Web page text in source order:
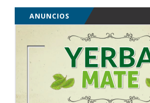
ANUNCIOS